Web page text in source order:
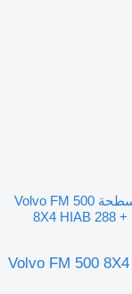
عربة مقطورة مسطحة Volvo FM 500
8X4 HIAB 288
Volvo FM 500